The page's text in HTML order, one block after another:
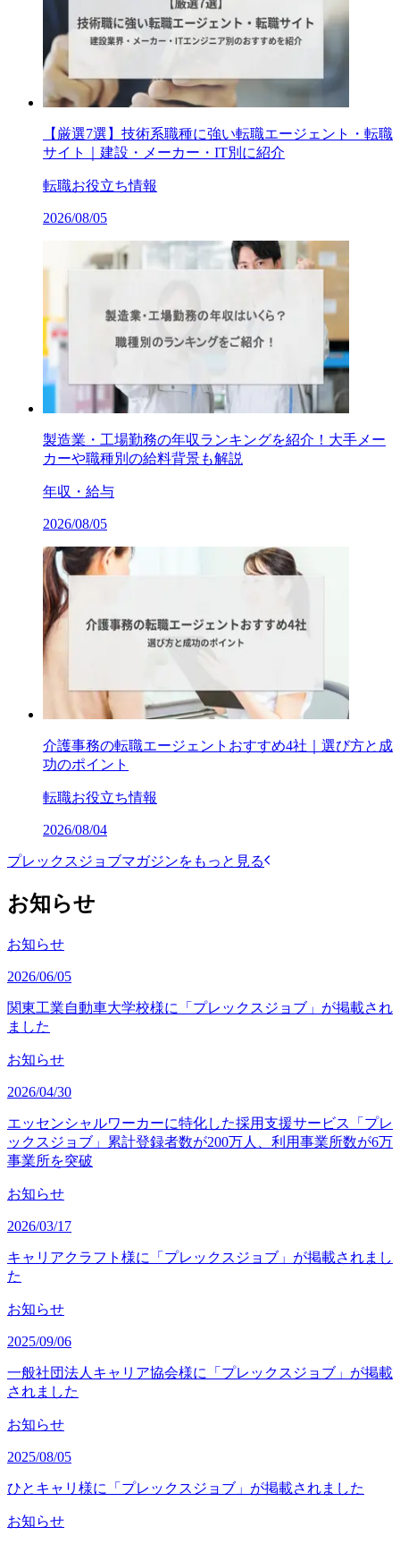
【厳選7選】技術系職種に強い転職エージェント・転職
サイト｜建設・メーカー・IT別に紹介
転職お役立ち情報
2026/08/05
製造業・工場勤務の年収ランキングを紹介！大手メー
カーや職種別の給料背景も解説
年収・給与
2026/08/05
介護事務の転職エージェントおすすめ4社｜選び方と成
功のポイント
転職お役立ち情報
2026/08/04
プレックスジョブマガジンをもっと見る
お知らせ
お知らせ
2026/06/05
関東工業自動車大学校様に「プレックスジョブ」が掲載され
ました
お知らせ
2026/04/30
エッセンシャルワーカーに特化した採用支援サービス「プレ
ックスジョブ」累計登録者数が200万人、利用事業所数が6万
事業所を突破
お知らせ
2026/03/17
キャリアクラフト様に「プレックスジョブ」が掲載されまし
た
お知らせ
2025/09/06
一般社団法人キャリア協会様に「プレックスジョブ」が掲載
されました
お知らせ
2025/08/05
ひとキャリ様に「プレックスジョブ」が掲載されました
お知らせ